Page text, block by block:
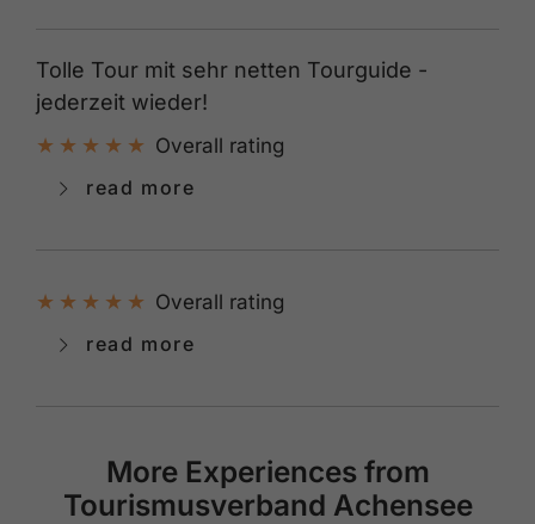
Tolle Tour mit sehr netten Tourguide -
jederzeit wieder!
Overall rating
read more
Overall rating
read more
More Experiences from
Tourismusverband Achensee